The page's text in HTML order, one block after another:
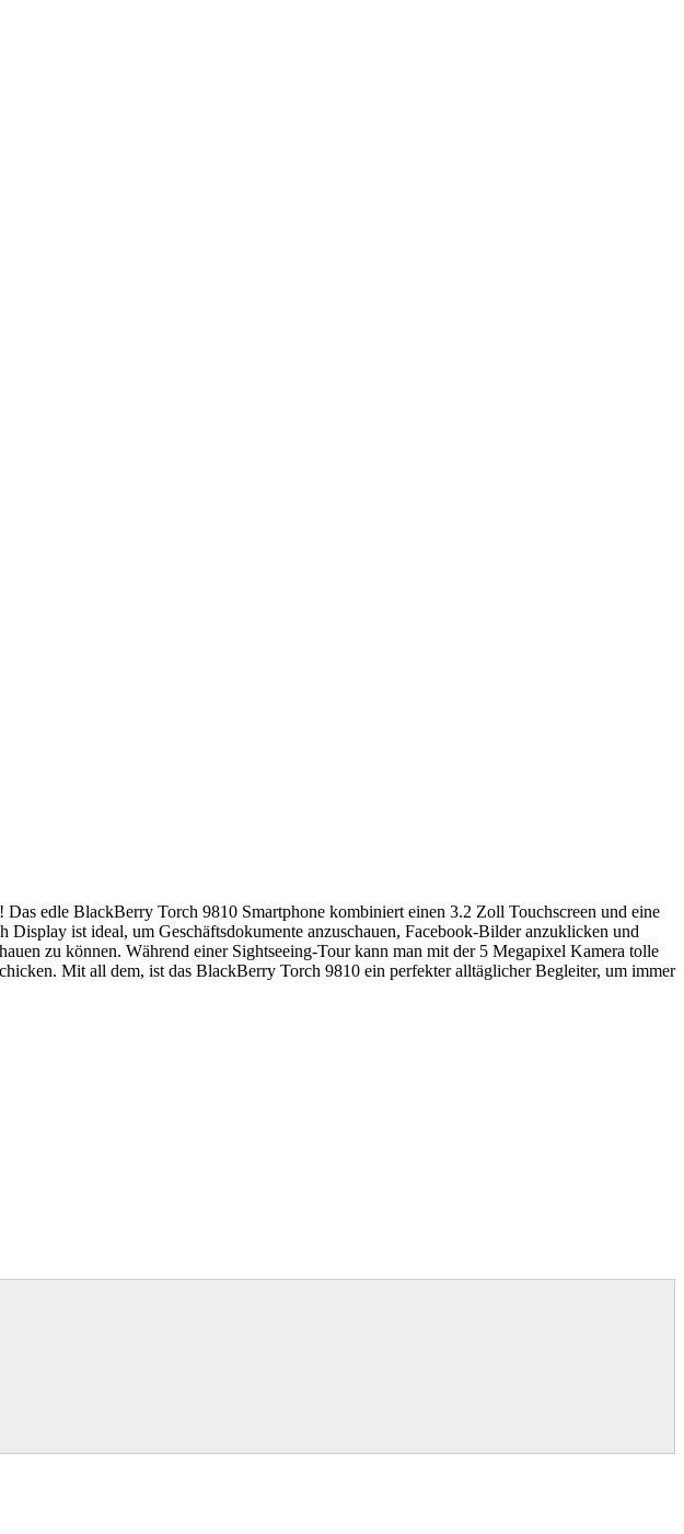
edle BlackBerry Torch 9810 Smartphone kombiniert einen 3.2 Zoll Touchscreen und eine
ist ideal, um Geschäftsdokumente anzuschauen, Facebook-Bilder anzuklicken und
zu können. Während einer Sightseeing-Tour kann man mit der 5 Megapixel Kamera tolle
Mit all dem, ist das BlackBerry Torch 9810 ein perfekter alltäglicher Begleiter, um immer